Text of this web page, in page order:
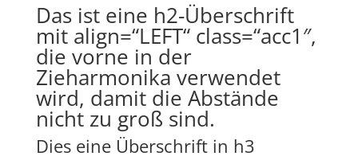
Das ist eine h2-Überschrift
mit align=“LEFT“ class=“acc1″,
die vorne in der
Zieharmonika verwendet
wird, damit die Abstände
nicht zu groß sind.
Dies eine Überschrift in h3